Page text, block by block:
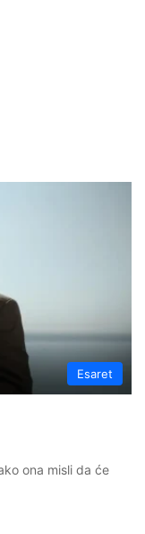
Esaret
ona misli da će